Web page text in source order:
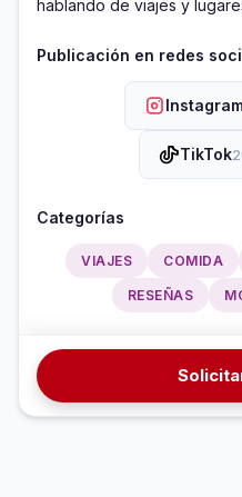
hablando de viajes y
Publicación en redes
TikTok
Categorías
VIAJES COMIDA
RESEÑAS